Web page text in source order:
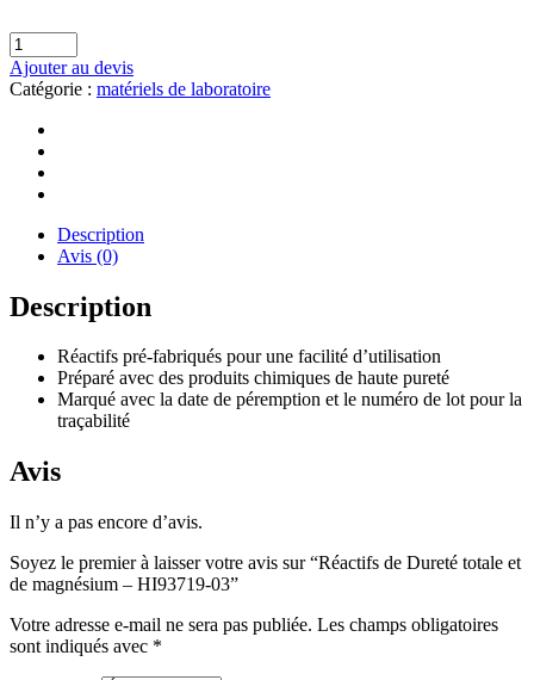
Ajouter au devis
Catégorie : matériels de laboratoire
Description
Avis (0)
Description
Réactifs pré-fabriqués pour une facilité d’utilisation
Préparé avec des produits chimiques de haute pureté
Marqué avec la date de péremption et le numéro de lot pour la
traçabilité
Avis
Il n’y a pas encore d’avis.
Soyez le premier à laisser votre avis sur “Réactifs de Dureté totale et
de magnésium – HI93719-03”
Votre adresse e-mail ne sera pas publiée. Les champs obligatoires
sont indiqués avec *